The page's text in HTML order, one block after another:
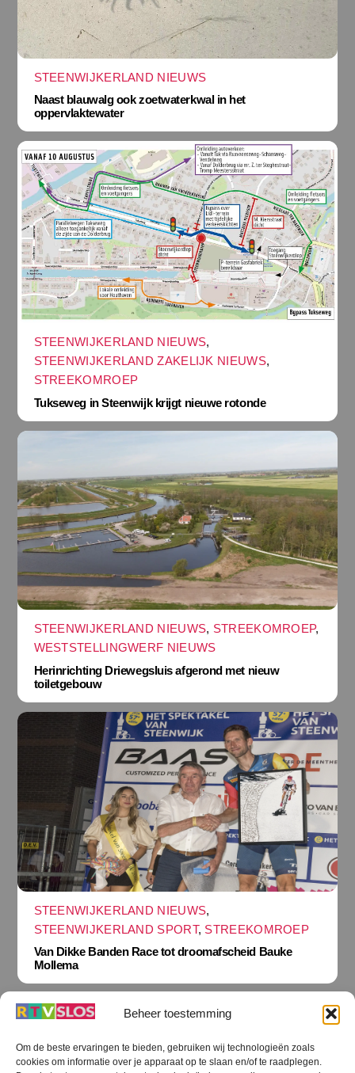
Beheer toestemming
Om de beste ervaringen te bieden, gebruiken wij technologieën zoals
cookies om informatie over je apparaat op te slaan en/of te raadplegen.
STEENWIJKERLAND NIEUWS
Naast blauwalg ook zoetwaterkwal in het
oppervlaktewater
STEENWIJKERLAND NIEUWS,
STEENWIJKERLAND ZAKELIJK NIEUWS,
STREEKOMROEP
Tukseweg in Steenwijk krijgt nieuwe rotonde
STEENWIJKERLAND NIEUWS, STREEKOMROEP,
WESTSTELLINGWERF NIEUWS
Herinrichting Driewegsluis afgerond met nieuw
toiletgebouw
STEENWIJKERLAND NIEUWS,
STEENWIJKERLAND SPORT, STREEKOMROEP
Van Dikke Banden Race tot droomafscheid Bauke
Mollema
Terug